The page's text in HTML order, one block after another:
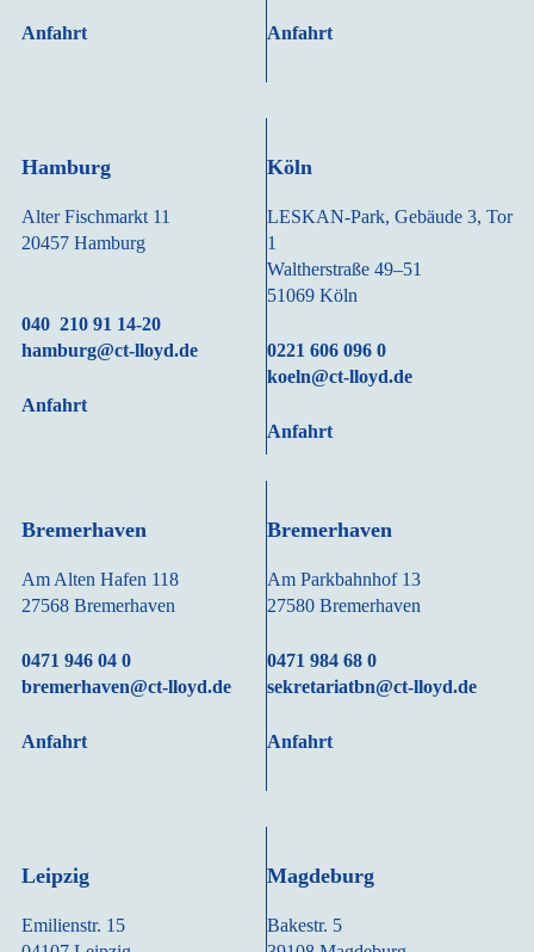
Anfahrt
Hamburg
Alter Fischmarkt 11
20457 Hamburg
040 210 91 14-20
hamburg@ct-lloyd.de
Anfahrt
Anfahrt
Köln
LESKAN-Park, Gebäude 3, Tor
1
Waltherstraße 49–51
51069 Köln
0221 606 096 0
koeln@ct-lloyd.de
Anfahrt
Bremerhaven
Am Alten Hafen 118
27568 Bremerhaven
0471 946 04 0
bremerhaven@ct-lloyd.de
Anfahrt
Leipzig
Emilienstr. 15
Bremerhaven
Am Parkbahnhof 13
27580 Bremerhaven
0471 984 68 0
sekretariatbn@ct-lloyd.de
Anfahrt
Magdeburg
Bakestr. 5